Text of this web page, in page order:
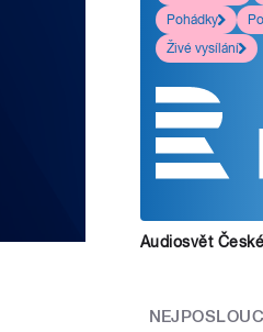
Pohádky
Živé vysílání
Audiosvět